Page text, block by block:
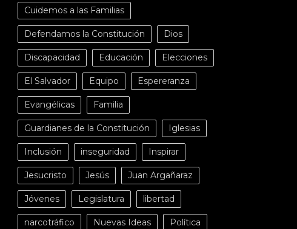
Cuidemos a las Familias
Defendamos la Constitución Dios
Discapacidad Educación Elecciones
El Salvador Equipo Espereranza
Evangélicas Familia
Guardianes de la Constitución Iglesias
Inclusión inseguridad Inspirar
Jesucristo Jesús Juan Argañaraz
Jóvenes Legislatura libertad
narcotráfico Nuevas Ideas Política